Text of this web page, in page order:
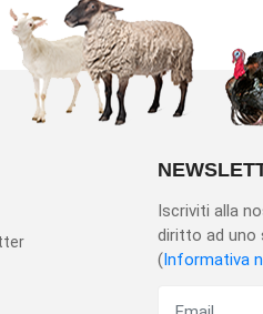
Iscriviti alla
diritto ad uno
(Informativa